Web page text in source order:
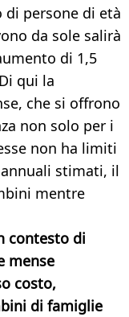
di persone di età
da sole salirà
di 1,5
qui la
che si offrono
non solo per i
non ha limiti
stimati, il
mentre
contesto di
mense
costo,
di famiglie